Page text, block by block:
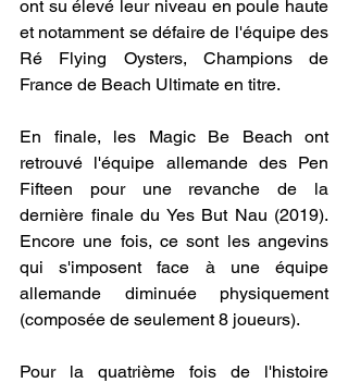
ont su élevé leur niveau en poule haute
et notamment se défaire de l'équipe des
Ré Flying Oysters, Champions de
France de Beach Ultimate en titre.
En finale, les Magic Be Beach ont
retrouvé l'équipe allemande des Pen
Fifteen pour une revanche de la
dernière finale du Yes But Nau (2019).
Encore une fois, ce sont les angevins
qui s'imposent face à une équipe
allemande diminuée physiquement
(composée de seulement 8 joueurs).
Pour la quatrième fois de l'histoire